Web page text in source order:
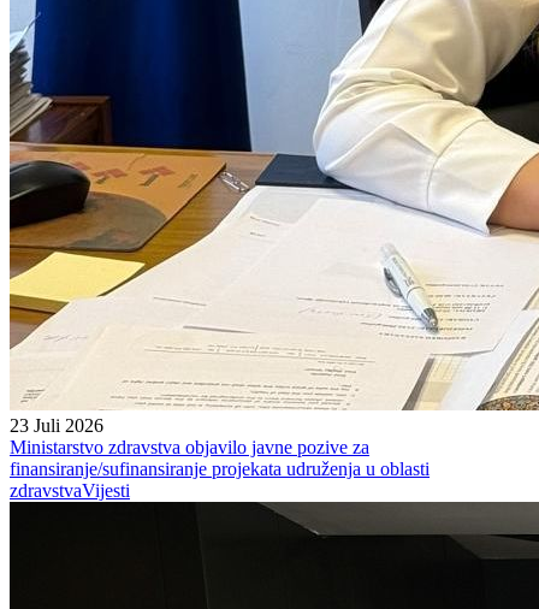
23 Juli 2026
Ministarstvo zdravstva objavilo javne pozive za
finansiranje/sufinansiranje projekata udruženja u oblasti
zdravstvaVijesti